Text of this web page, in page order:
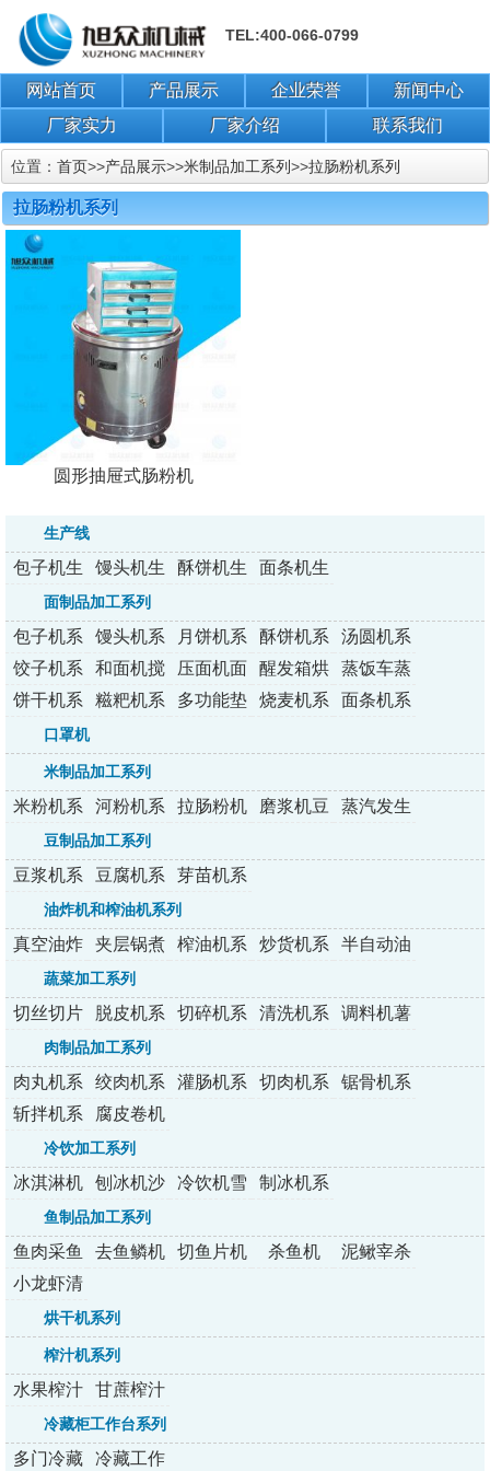
TEL:400-066-0799
网站首页 产品展示 企业荣誉
新闻中心
厂家实力
厂家介绍 联系我们
位置： 首页>>产品展示>>米制品加工系列>>拉肠粉机系列
拉肠粉机系列
圆形抽屉式肠粉机
生产线
包子机生
产线
馒头机生
产线
酥饼机生
面条机生
面制品加工系列
包子机系
列
馒头机系
列
月饼机系
列
酥饼机系
列
汤圆机系
列
饺子机系
列
和面机搅
拌机
压面机面
条机
醒发箱烘
烤炉
蒸饭车蒸
包炉
饼干机系
列
糍粑机系
多功能垫
烧麦机系
面条机系
口罩机
米制品加工系列
米粉机系
列
河粉机系
列
拉肠粉机
磨浆机豆
蒸汽发生
豆制品加工系列
豆浆机系
列
豆腐机系
列
芽苗机系
油炸机和榨油机系列
真空油炸
机
夹层锅煮
锅
榨油机系
炒货机系
半自动油
蔬菜加工系列
切丝切片
切丁机
脱皮机系
列
切碎机系
清洗机系
调料机薯
肉制品加工系列
肉丸机系
列
绞肉机系
列
灌肠机系
切肉机系
锯骨机系
斩拌机系
列
腐皮卷机
冷饮加工系列
冰淇淋机
系列
刨冰机沙
冰机
冷饮机雪
制冰机系
鱼制品加工系列
鱼肉采鱼
机
去鱼鳞机 切鱼片机 杀鱼机
泥鳅宰杀
小龙虾清
洗机
烘干机系列
榨汁机系列
水果榨汁
机系列
甘蔗榨汁
机系列
冷藏柜工作台系列
多门冷藏 冷藏工作